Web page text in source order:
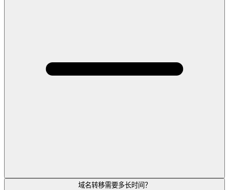
域名转移需要多长时间？